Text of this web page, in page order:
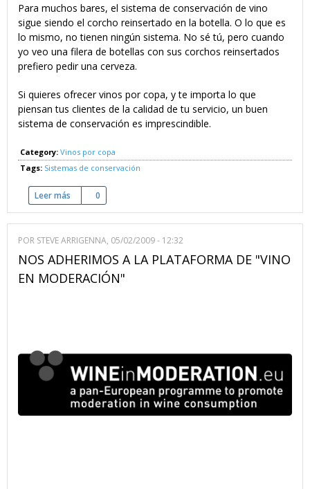
Para muchos bares, el sistema de conservación de vino
sigue siendo el corcho reinsertado en la botella. O lo que es
lo mismo, no tienen ningún sistema. No sé tú, pero cuando
yo veo una filera de botellas con sus corchos reinsertados
prefiero pedir una cerveza.
Si quieres ofrecer vinos por copa, y te importa lo que
piensan tus clientes de la calidad de tu servicio, un buen
sistema de conservación es imprescindible.
Category: Vinos por copa
Tags: Sistemas de conservación
Leer más sobre Cómo elegir un sistema de conservación de vino
0
POR STEVE ARRIGENNA, 05/02/2009 - 12:32
NOS ADHERIMOS A LA PLATAFORMA DE "VINO
EN MODERACIÓN"